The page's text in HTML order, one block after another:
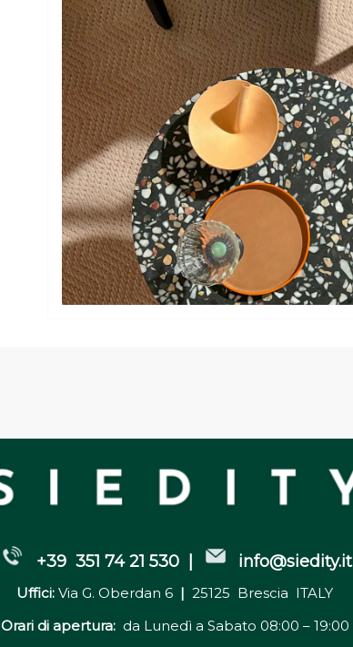
+39 351 74 21 530 | info@siedity.it
Uffici: Via G. Oberdan 6 | 25125 Brescia ITALY
Orari di apertura: da Lunedì a Sabato 08:00 – 19:00